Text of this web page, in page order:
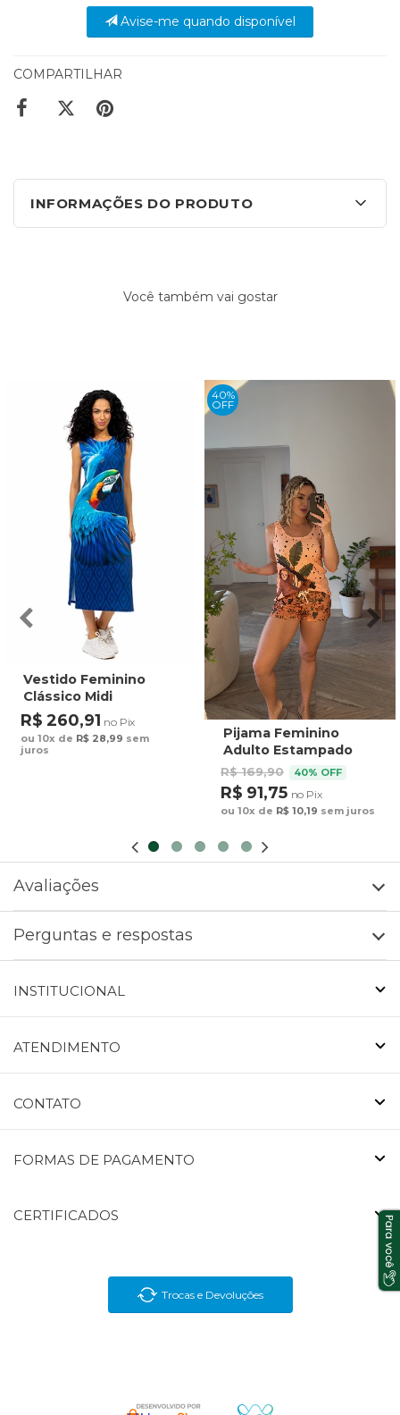
Avise-me quando disponível
COMPARTILHAR
INFORMAÇÕES DO PRODUTO
Você também vai gostar
Vestido Feminino
Clássico Midi
Estampado Maxi
Arara Fundo Azul
R$ 260,91 no Pix
ou 10x de R$ 28,99 sem
juros
40%
OFF
Pijama Feminino
Adulto Estampado
Preguiça Tucano
Fundo Marrom
R$ 169,90 40% OFF
R$ 91,75 no Pix
ou 10x de R$ 10,19 sem juros
Avaliações
Perguntas e respostas
INSTITUCIONAL
ATENDIMENTO
CONTATO
FORMAS DE PAGAMENTO
CERTIFICADOS
Trocas e Devoluções